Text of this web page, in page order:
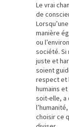
Le vrai
de
manière
ou
société. Si
juste et
soient
respect et
humains
soit-elle, a
choisir ce